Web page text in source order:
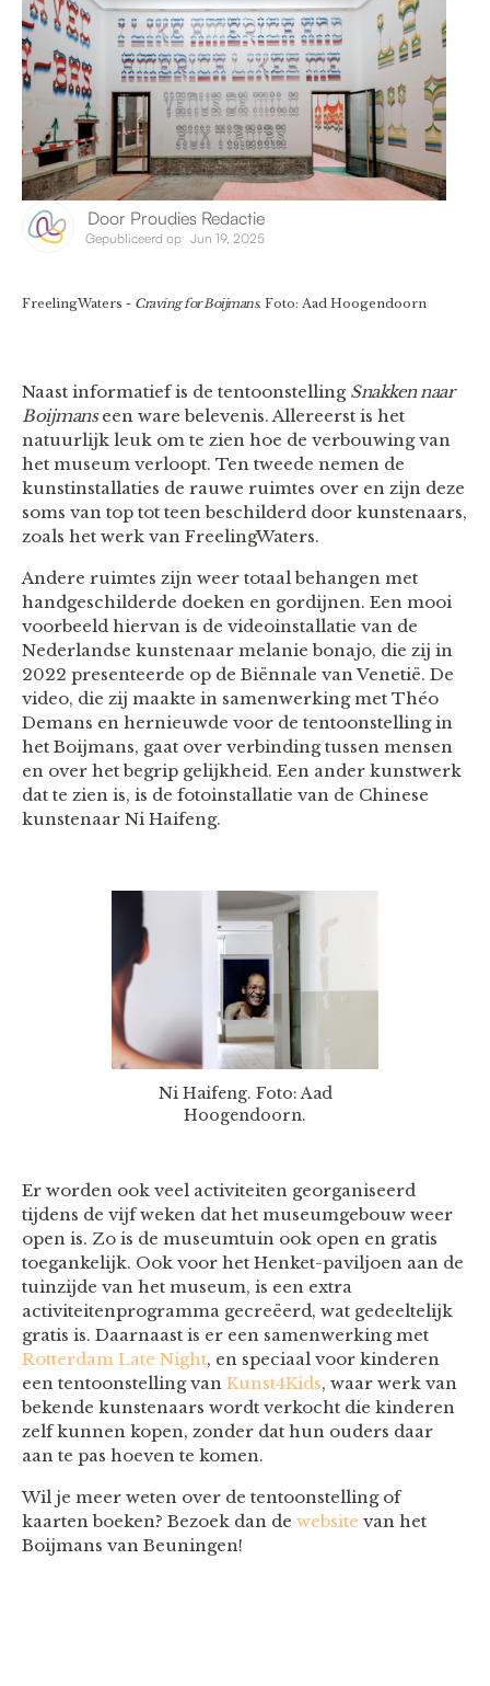
Door Proudies Redactie
Gepubliceerd op Jun 19, 2025
FreelingWaters - Craving for Boijmans. Foto: Aad Hoogendoorn
Naast informatief is de tentoonstelling Snakken naar
Boijmanseen ware belevenis. Allereerst is het
natuurlijk leuk om te zien hoe de verbouwing van
het museum verloopt. Ten tweede nemen de
kunstinstallaties de rauwe ruimtes over en zijn deze
soms van top tot teen beschilderd door kunstenaars,
zoals het werk van FreelingWaters.
Andere ruimtes zijn weer totaal behangen met
handgeschilderde doeken en gordijnen. Een mooi
voorbeeld hiervan is de videoinstallatie van de
Nederlandse kunstenaar melanie bonajo, die zij in
2022 presenteerde op de Biënnale van Venetië. De
video, die zij maakte in samenwerking met Théo
Demans en hernieuwde voor de tentoonstelling in
het Boijmans, gaat over verbinding tussen mensen
en over het begrip gelijkheid. Een ander kunstwerk
dat te zien is, is de fotoinstallatie van de Chinese
kunstenaar Ni Haifeng.
Ni Haifeng. Foto: Aad
Hoogendoorn.
Er worden ook veel activiteiten georganiseerd
tijdens de vijf weken dat het museumgebouw weer
open is. Zo is de museumtuin ook open en gratis
toegankelijk. Ook voor het Henket-paviljoen aan de
tuinzijde van het museum, is een extra
activiteitenprogramma gecreëerd, wat gedeeltelijk
gratis is. Daarnaast is er een samenwerking met
Rotterdam Late Night, en speciaal voor kinderen
een tentoonstelling van Kunst4Kids, waar werk van
bekende kunstenaars wordt verkocht die kinderen
zelf kunnen kopen, zonder dat hun ouders daar
aan te pas hoeven te komen.
Wil je meer weten over de tentoonstelling of
kaarten boeken? Bezoek dan de website van het
Boijmans van Beuningen!